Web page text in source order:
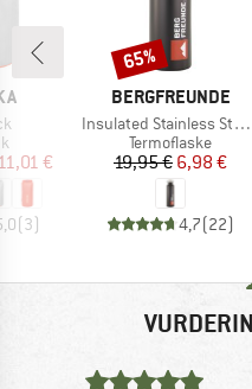
pris
€
(3)
MÆRKE
BERGFREUNDE
Artikel
Insulated Stainless Steel Bottle 750ml
Produktgruppe
Termoflaske
Pris
19,95 €Nedsat pris
6,98 €
4,7(22)
Rabat
65%